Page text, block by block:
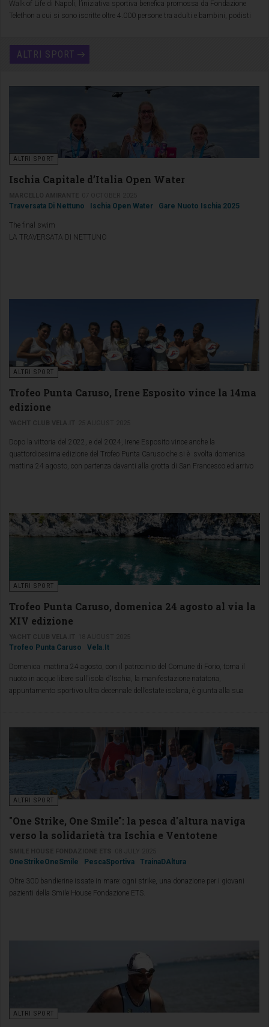
Walk of Life di Napoli, l’iniziativa sportiva benefica promossa da Fondazione
Telethon a cui si sono iscritte oltre 4.000 persone tra adulti e bambini, podisti
ALTRI SPORT
ALTRI SPORT
Ischia Capitale d’Italia Open Water
Traversata Di Nettuno Ischia Open Water Gare Nuoto Ischia 2025
The final swim
LA TRAVERSATA DI NETTUNO
ALTRI SPORT
Trofeo Punta Caruso, Irene Esposito vince la 14ma
edizione
Dopo la vittoria del 2022, e del 2024, Irene Esposito vince anche la
quattordicesima edizione del Trofeo Punta Caruso che si è svolta domenica
mattina 24 agosto, con partenza davanti alla grotta di San Francesco ed arrivo
ALTRI SPORT
Trofeo Punta Caruso, domenica 24 agosto al via la
XIV edizione
Trofeo Punta Caruso Vela.it
Domenica mattina 24 agosto, con il patrocinio del Comune di Forio, torna il
nuoto in acque libere sull'isola d'Ischia, la manifestazione natatoria,
appuntamento sportivo ultra decennale dell’estate isolana, è giunta alla sua
attivati per organizzare al meglio il Trofeo Punta Caruso.
ALTRI SPORT
"One Strike, One Smile": la pesca d'altura naviga
verso la solidarietà tra Ischia e Ventotene
OneStrikeOneSmile PescaSportiva TrainaDAltura
Oltre 300 bandierine issate in mare: ogni strike, una donazione per i giovani
pazienti della Smile House Fondazione ETS.
ALTRI SPORT